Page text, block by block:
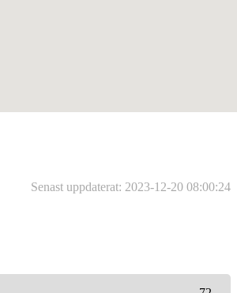
Senast uppdaterat: 2023-12-20 08:00:24